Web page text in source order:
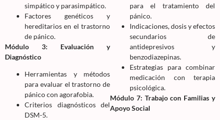
simpático y parasimpático.
Factores genéticos y
hereditarios en el trastorno
de pánico.
Módulo 3: Evaluación y
Diagnóstico
Herramientas y métodos
para evaluar el trastorno de
pánico con agorafobia.
Criterios diagnósticos del
DSM-5.
para el tratamiento del
pánico.
Indicaciones, dosis y efectos
secundarios de
antidepresivos y
benzodiazepinas.
Estrategias para combinar
medicación con terapia
psicológica.
Módulo 7: Trabajo con Familias y
Apoyo Social